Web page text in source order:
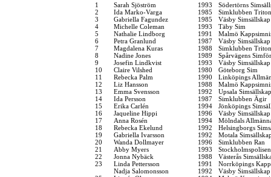
1 Sarah Sjöström 1993
Södertörns
2
Ida Marko-Varga 1985
Simklubben Triton
3
Gabriella Fagundez 1985
Väsby Simsällskap
4
Michelle Coleman 1993
Täby Sim
5
Nathalie Lindborg 1991
Malmö
6
Petra Granlund 1987
Väsby Simsällskap
7
Magdalena Kuras 1988
Simklubben Triton
8
Nadine Jones 1989
Spårvägens
9
Josefin Lindkvist 1993
Väsby Simsällskap
10
Claire Vilshed 1980
Göteborg Sim
11
Rebecka Palm 1990
Linköpings
12
Liz Hansson 1988
Malmö
13
Emma Svensson 1992
Upsala Simsällskap
14
Ida Persson 1987
Simklubben Ägir
15
Erika Carlén 1994
Jönköpings
16
Jaqueline Hippi 1996
Väsby Simsällskap
17
Anna Rosén 1994
Mölndals
18
Rebecka Ekelund 1992
Helsingborgs
19
Gabriella Ivarsson 1992
Motala
20
Wanda Dollmayer 1996
Simklubben Ran
21
Abby Myers 1993
22
Jonna Nybäck 1988
Västerås
23
Linda Pettersson 1991
Norrköpings
Nadja Salomonsson
1992
Väsby Simsällskap